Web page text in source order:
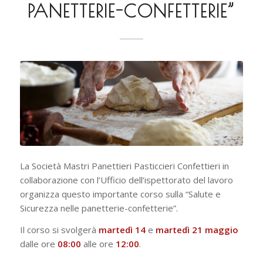
PANETTERIE-CONFETTERIE”
La Società Mastri Panettieri Pasticcieri Confettieri in
collaborazione con l’Ufficio dell’ispettorato del lavoro
organizza questo importante corso sulla “Salute e
Sicurezza nelle panetterie-confetterie”.
Il corso si svolgerà martedì 14e martedì 21 maggio
dalle ore 08:00 alle ore 12:00.